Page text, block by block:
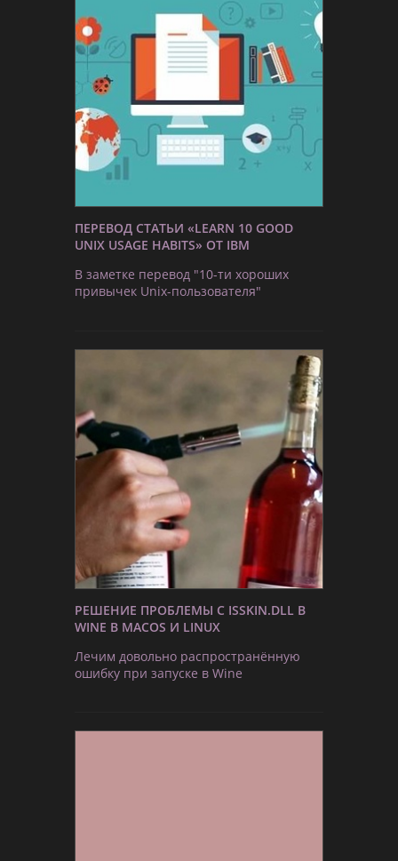
ПЕРЕВОД СТАТЬИ «LEARN 10 GOOD
UNIX USAGE HABITS» ОТ IBM
В заметке перевод "10-ти хороших
привычек Unix-пользователя"
РЕШЕНИЕ ПРОБЛЕМЫ С ISSKIN.DLL В
WINE В MACOS И LINUX
Лечим довольно распространённую
ошибку при запуске в Wine